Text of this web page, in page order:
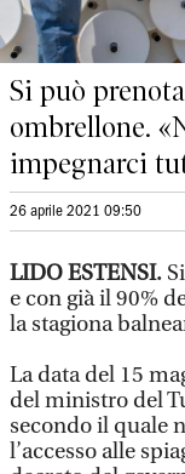
Si può
ombrellone.
impegnarci
26 aprile 2021 09:50
LIDO ESTENSI.
e con già il 90%
la stagiona
La data del 15
del ministro del
secondo il quale
l’accesso alle